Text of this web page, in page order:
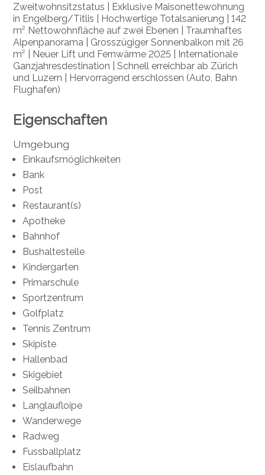
Zweitwohnsitzstatus | Exklusive Maisonettewohnung
in Engelberg/Titlis | Hochwertige Totalsanierung | 142
m² Nettowohnfläche auf zwei Ebenen | Traumhaftes
Alpenpanorama | Grosszügiger Sonnenbalkon mit 26
m² | Neuer Lift und Fernwärme 2025 | Internationale
Ganzjahresdestination | Schnell erreichbar ab Zürich
und Luzern | Hervorragend erschlossen (Auto, Bahn
Flughafen)
Eigenschaften
Umgebung
Einkaufsmöglichkeiten
Bank
Post
Restaurant(s)
Apotheke
Bahnhof
Bushaltestelle
Kindergarten
Primarschule
Sportzentrum
Golfplatz
Tennis Zentrum
Skipiste
Hallenbad
Skigebiet
Seilbahnen
Langlaufloipe
Wanderwege
Radweg
Fussballplatz
Eislaufbahn